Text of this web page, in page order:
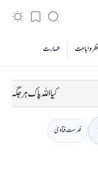
کیا اللہ پاک ہر جگہ موجود ہے؟
فہرست فتاویٰ